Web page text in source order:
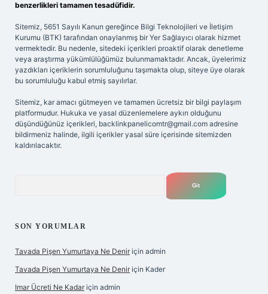
benzerlikleri tamamen tesadüfidir.
Sitemiz, 5651 Sayılı Kanun gereğince Bilgi Teknolojileri ve İletişim
Kurumu (BTK) tarafından onaylanmış bir Yer Sağlayıcı olarak hizmet
vermektedir. Bu nedenle, sitedeki içerikleri proaktif olarak denetleme
veya araştırma yükümlülüğümüz bulunmamaktadır. Ancak, üyelerimiz
yazdıkları içeriklerin sorumluluğunu taşımakta olup, siteye üye olarak
bu sorumluluğu kabul etmiş sayılırlar.
Sitemiz, kar amacı gütmeyen ve tamamen ücretsiz bir bilgi paylaşım
platformudur. Hukuka ve yasal düzenlemelere aykırı olduğunu
düşündüğünüz içerikleri, backlinkpanelicomtr@gmail.com adresine
bildirmeniz halinde, ilgili içerikler yasal süre içerisinde sitemizden
kaldırılacaktır.
SON YORUMLAR
Tavada Pişen Yumurtaya Ne Denir için admin
Tavada Pişen Yumurtaya Ne Denir için Kader
Imar Ücreti Ne Kadar için admin